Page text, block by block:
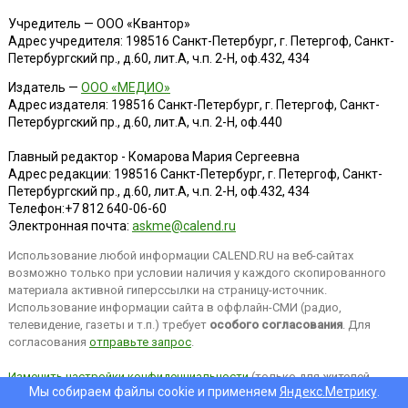
Учредитель — ООО «Квантор»
Адрес учредителя: 198516 Санкт-Петербург, г. Петергоф, Санкт-
Петербургский пр., д.60, лит.А, ч.п. 2-Н, оф.432, 434
Издатель — ООО «МЕДИО»
Адрес издателя: 198516 Санкт-Петербург, г. Петергоф, Санкт-
Петербургский пр., д.60, лит.А, ч.п. 2-Н, оф.440
Главный редактор - Комарова Мария Сергеевна
Адрес редакции: 198516 Санкт-Петербург, г. Петергоф, Санкт-
Петербургский пр., д.60, лит.А, ч.п. 2-Н, оф.432, 434
Телефон:+7 812 640-06-60
Электронная почта: askme@calend.ru
Использование любой информации CALEND.RU на веб-сайтах
возможно только при условии наличия у каждого скопированного
материала активной гиперссылки на страницу-источник.
Использование информации сайта в оффлайн-СМИ (радио,
телевидение, газеты и т.п.) требует особого согласования. Для
согласования отправьте запрос.
Изменить настройки конфиденциальности(только для жителей
EEA).Мы собираем файлы cookie и применяем Яндекс.Метрику.